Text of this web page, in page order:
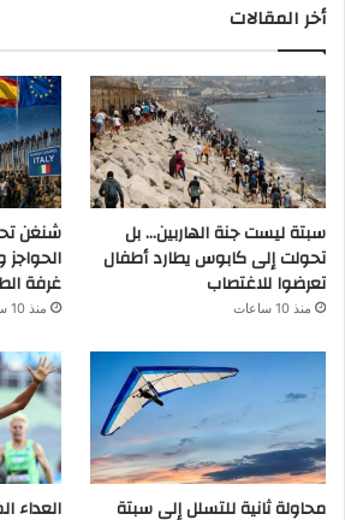
أخر المقالات
سبتة ليست جنة الهاربين… بل
تحولت إلى كابوس يطارد أطفال
تعرضوا للاغتصاب
منذ 10 ساعات
شنغن
الحواجز
غرفة
منذ 10 ساعات
محاولة ثانية للتسلل إلى سبتة
العداء